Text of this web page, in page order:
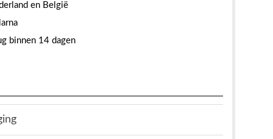
en België
binnen 14 dagen